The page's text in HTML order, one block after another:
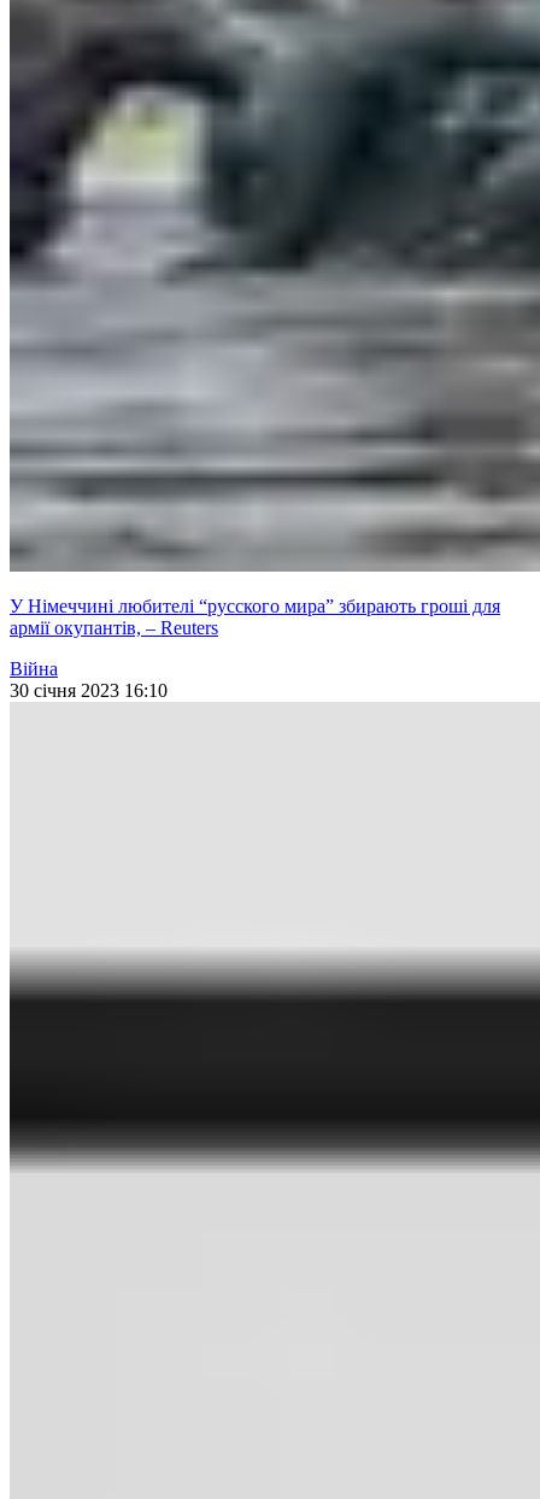
У Німеччині любителі “русского мира” збирають гроші для
армії окупантів, – Reuters
Війна
30 січня 2023 16:10